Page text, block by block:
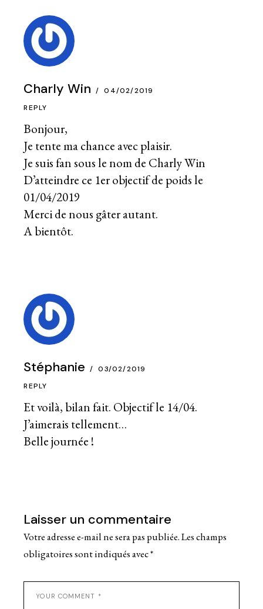
Charly Win 04/02/2019
Bonjour,
Je tente ma chance avec plaisir.
Je suis fan sous le nom de Charly Win
D’atteindre ce 1er objectif de poids le
01/04/2019
Merci de nous gâter autant.
A bientôt.
REPLY
Stéphanie 03/02/2019
Et voilà, bilan fait. Objectif le 14/04.
J’aimerais tellement…
Belle journée !
REPLY
Laisser un commentaire
Votre adresse e-mail ne sera pas publiée.Les champs
obligatoires sont indiqués avec*